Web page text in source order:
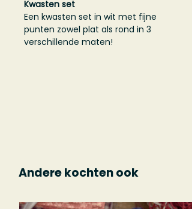
Kwasten set
Een kwasten set in wit met fijne
punten zowel plat als rond in 3
verschillende maten!
Andere kochten ook